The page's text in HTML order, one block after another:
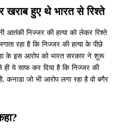
खराब हुए थे भारत से रिश्ते
आतंकी निज्जर की हत्या को लेकर रिश्ते
रहा है कि निज्जर की हत्या के पीछे
के इस आरोप को भारत सरकार ने शुरू
ही ये साफ कर दिया है कि निज्जर की
कनाडा जो भी आरोप लगा रहा है वो बगैर